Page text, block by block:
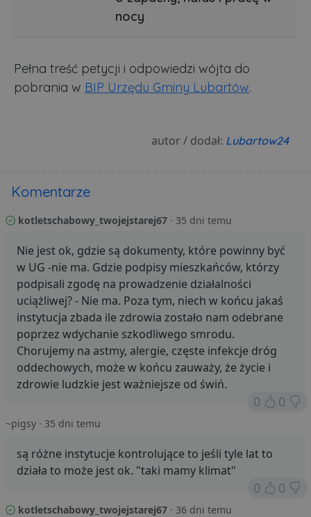
nocy
Pełna treść petycji i odpowiedzi wójta do
pobrania w BIP Urzędu Gminy Lubartów.
autor / dodał: Lubartow24
Komentarze
kotletschabowy_twojejstarej67 · 35 dni temu
Nie jest ok, gdzie są dokumenty, które powinny być
w UG -nie ma. Gdzie podpisy mieszkańców, którzy
podpisali zgodę na prowadzenie działalności
uciążliwej? - Nie ma. Poza tym, niech w końcu jakaś
instytucja zbada ile zdrowia zostało nam odebrane
poprzez wdychanie szkodliwego smrodu.
Chorujemy na astmy, alergie, częste infekcje dróg
oddechowych, może w końcu zauważy, że życie i
zdrowie ludzkie jest ważniejsze od świń.
0 0
~pigsy · 35 dni temu
są różne instytucje kontrolujące to jeśli tyle lat to
działa to może jest ok. "taki mamy klimat"
0 0
kotletschabowy_twojejstarej67 · 36 dni temu